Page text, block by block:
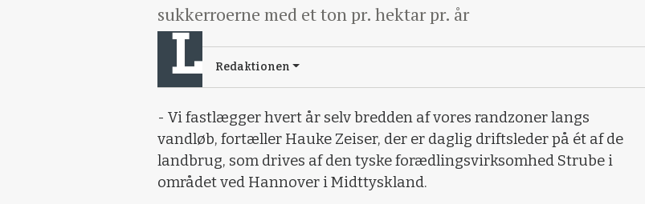
sukkerroerne med et ton pr. hektar pr. år
Redaktionen
- Vi fastlægger hvert år selv bredden af vores randzoner langs
vandløb, fortæller Hauke Zeiser, der er daglig driftsleder på ét af de
landbrug, som drives af den tyske forædlingsvirksomhed Strube i
området ved Hannover i Midttyskland.